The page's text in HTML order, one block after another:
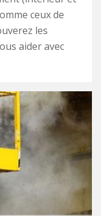
ceux de
les
aider avec